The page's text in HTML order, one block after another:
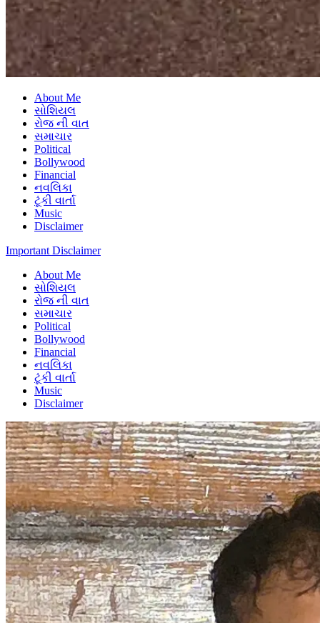
About Me
સોશિયલ
રોજ ની વાત
સમાચાર
Political
Bollywood
Financial
નવલિકા
ટૂંકી વાર્તા
Music
Disclaimer
Important Disclaimer
About Me
સોશિયલ
રોજ ની વાત
સમાચાર
Political
Bollywood
Financial
નવલિકા
ટૂંકી વાર્તા
Music
Disclaimer